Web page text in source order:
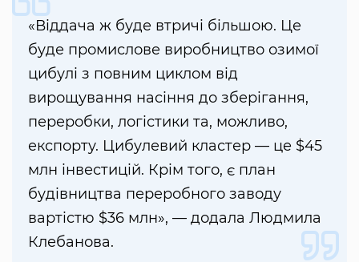
«Віддача ж буде втричі більшою. Це
буде промислове виробництво озимої
цибулі з повним циклом від
вирощування насіння до зберігання,
переробки, логістики та, можливо,
експорту. Цибулевий кластер — це $45
млн інвестицій. Крім того, є план
будівництва переробного заводу
вартістю $36 млн», — додала Людмила
Клебанова.